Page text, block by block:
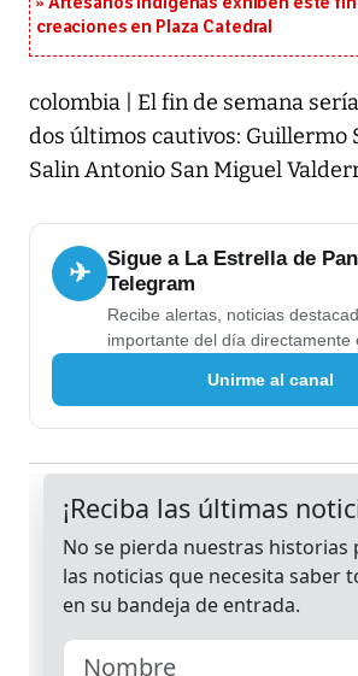
creaciones en Plaza Catedral
colombia | El fin de semana
dos últimos cautivos: Guillermo
Salin Antonio San Miguel
✈
Sigue a La Estrella de
Telegram
Recibe alertas, noticias
importante del día directamente
Unirme al canal